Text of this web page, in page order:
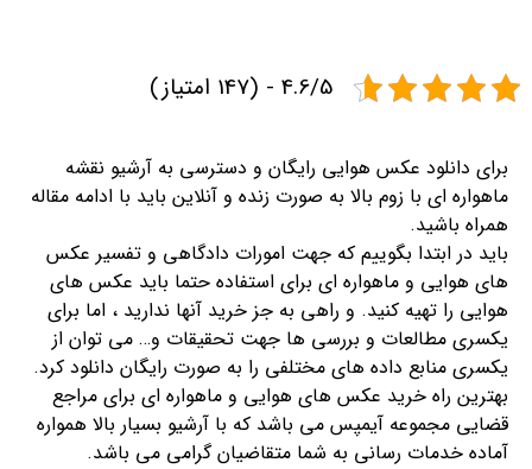
4.6/5 - (147 امتیاز)
برای دانلود عکس هوایی رایگان و دسترسی به آرشیو نقشه
ماهواره ای با زوم بالا به صورت زنده و آنلاین باید با ادامه مقاله
همراه باشید.
باید در ابتدا بگوییم که جهت امورات دادگاهی و تفسیر عکس
های هوایی و ماهواره ای برای استفاده حتما باید عکس های
هوایی را تهیه کنید. و راهی به جز خرید آنها ندارید ، اما برای
یکسری مطالعات و بررسی ها جهت تحقیقات و… می توان از
یکسری منابع داده های مختلفی را به صورت رایگان دانلود کرد.
بهترین راه خرید عکس های هوایی و ماهواره ای برای مراجع
قضایی مجموعه آیمپس می باشد که با آرشیو بسیار بالا همواره
آماده خدمات رسانی به شما متقاضیان گرامی می باشد.